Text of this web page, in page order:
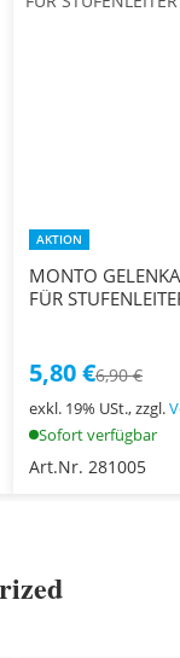
AKTION
MONTO
FÜR
5,80 €6,90 €
exkl. 19% USt., zzgl.
Sofort verfügbar
Art.Nr. 281005